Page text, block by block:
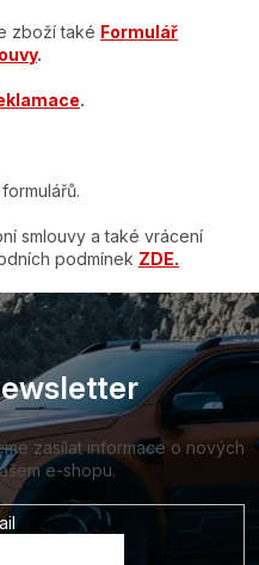
zboží také Formulář
.
.
smlouvy a také vrácení
podmínek ZDE.
zasílat informace o nových
e-shopu.